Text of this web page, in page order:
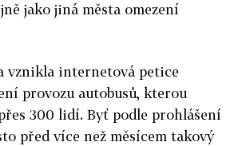
jako jiná města omezení
vznikla internetová petice
provozu autobusů, kterou
300 lidí. Byť podle prohlášení
před více než měsícem takový